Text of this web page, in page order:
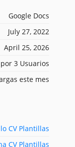
Google Docs
July 27, 2022
April 25, 2026
3 Usuarios
este mes
CV Plantillas
CV Plantillas